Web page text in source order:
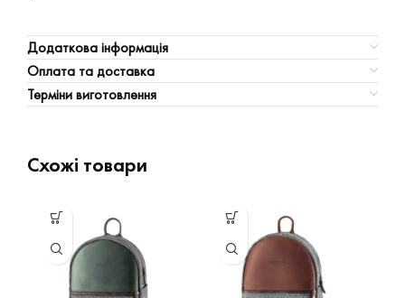
Додаткова інформація
Оплата та доставка
Терміни виготовлення
Схожі товари